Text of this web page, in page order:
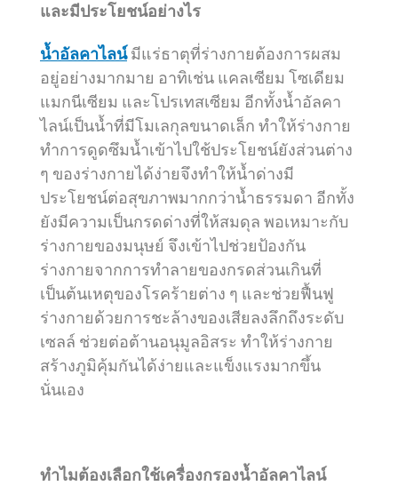
และมีประโยชน์อย่างไร
น้ำอัลคาไลน์ มีแร่ธาตุที่ร่างกายต้องการผสม
อยู่อย่างมากมาย อาทิเช่น แคลเซียม โซเดียม
แมกนีเซียม และโปรเทสเซียม อีกทั้งน้ำอัลคา
ไลน์เป็นน้ำที่มีโมเลกุลขนาดเล็ก ทำให้ร่างกาย
ทำการดูดซึมน้ำเข้าไปใช้ประโยชน์ยังส่วนต่าง
ๆ ของร่างกายได้ง่ายจึงทำให้น้ำด่างมี
ประโยชน์ต่อสุขภาพมากกว่าน้ำธรรมดา อีกทั้ง
ยังมีความเป็นกรดด่างที่ให้สมดุล พอเหมาะกับ
ร่างกายของมนุษย์ จึงเข้าไปช่วยป้องกัน
ร่างกายจากการทำลายของกรดส่วนเกินที่
เป็นต้นเหตุของโรคร้ายต่าง ๆ และช่วยฟื้นฟู
ร่างกายด้วยการชะล้างของเสียลงลึกถึงระดับ
เซลล์ ช่วยต่อต้านอนุมูลอิสระ ทำให้ร่างกาย
สร้างภูมิคุ้มกันได้ง่ายและแข็งแรงมากขึ้น
นั่นเอง
ทำไมต้องเลือกใช้เครื่องกรองน้ำอัลคาไลน์